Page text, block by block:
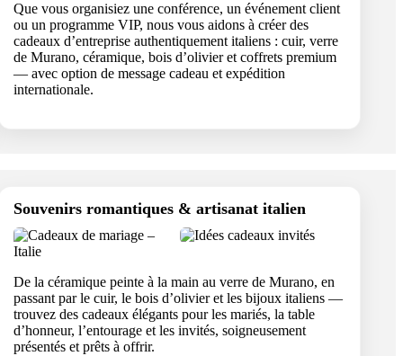
Que vous organisiez une conférence, un événement client
ou un programme VIP, nous vous aidons à créer des
cadeaux d’entreprise authentiquement italiens : cuir, verre
de Murano, céramique, bois d’olivier et coffrets premium
— avec option de message cadeau et expédition
internationale.
Souvenirs romantiques & artisanat italien
De la céramique peinte à la main au verre de Murano, en
passant par le cuir, le bois d’olivier et les bijoux italiens —
trouvez des cadeaux élégants pour les mariés, la table
d’honneur, l’entourage et les invités, soigneusement
présentés et prêts à offrir.